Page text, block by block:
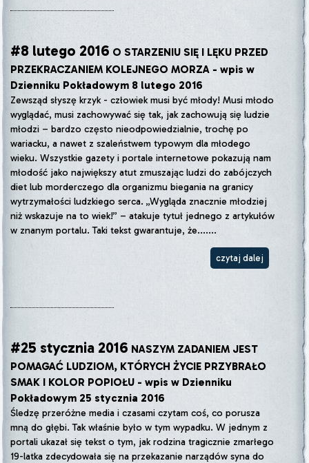
#8 lutego 2016 O STARZENIU SIĘ I LĘKU PRZED
PRZEKRACZANIEM KOLEJNEGO MORZA - wpis w
Dzienniku Pokładowym 8 lutego 2016
Zewsząd słyszę krzyk - człowiek musi być młody! Musi młodo
wyglądać, musi zachowywać się tak, jak zachowują się ludzie
młodzi – bardzo często nieodpowiedzialnie, trochę po
wariacku, a nawet z szaleństwem typowym dla młodego
wieku. Wszystkie gazety i portale internetowe pokazują nam
młodość jako największy atut zmuszając ludzi do zabójczych
diet lub morderczego dla organizmu biegania na granicy
wytrzymałości ludzkiego serca. „Wygląda znacznie młodziej
niż wskazuje na to wiek!” – atakuje tytuł jednego z artykułów
w znanym portalu. Taki tekst gwarantuje, że.......
czytaj dalej
#25 stycznia 2016 NASZYM ZADANIEM JEST
POMAGAĆ LUDZIOM, KTÓRYCH ŻYCIE PRZYBRAŁO
SMAK I KOLOR POPIOŁU - wpis w Dzienniku
Pokładowym 25 stycznia 2016
Śledzę przeróżne media i czasami czytam coś, co porusza
mną do głębi. Tak właśnie było w tym wypadku. W jednym z
portali ukazał się tekst o tym, jak rodzina tragicznie zmarłego
19-latka zdecydowała się na przekazanie narządów syna do